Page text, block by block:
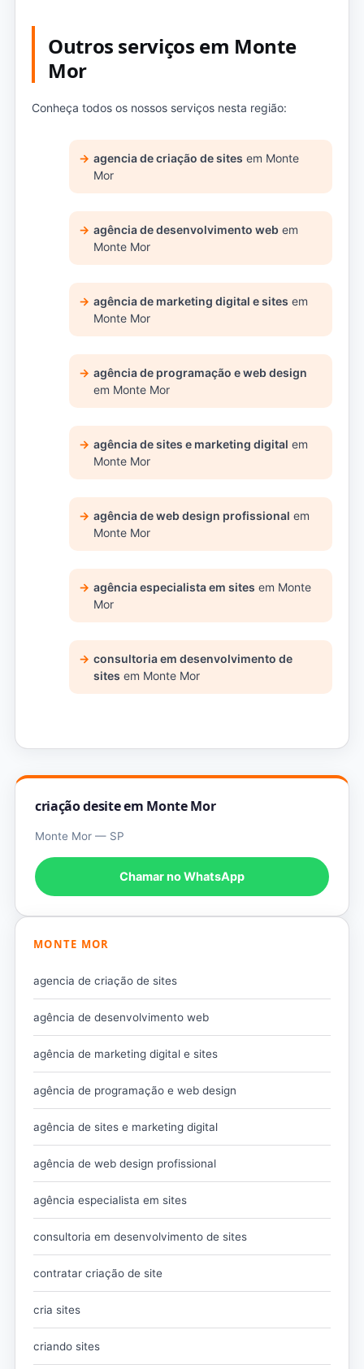
Outros serviços em Monte
Mor
Conheça todos os nossos serviços nesta região:
agencia de criação de sites em Monte
Mor
agência de desenvolvimento web em
Monte Mor
agência de marketing digital e sites em
Monte Mor
agência de programação e web design
em Monte Mor
agência de sites e marketing digital em
Monte Mor
agência de web design profissional em
Monte Mor
agência especialista em sites em Monte
Mor
consultoria em desenvolvimento de
sites em Monte Mor
criação desite em Monte Mor
Monte Mor — SP
Chamar no WhatsApp
MONTE MOR
agencia de criação de sites
agência de desenvolvimento web
agência de marketing digital e sites
agência de programação e web design
agência de sites e marketing digital
agência de web design profissional
agência especialista em sites
consultoria em desenvolvimento de sites
contratar criação de site
cria sites
criando sites